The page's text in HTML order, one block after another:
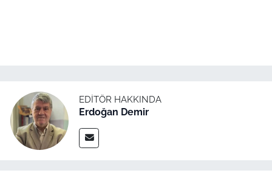
EDITÖR HAKKINDA
Erdoğan Demir